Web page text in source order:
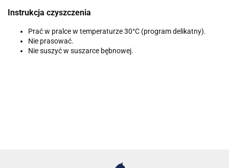
Instrukcja czyszczenia
Prać w pralce w temperaturze 30°C (program delikatny).
Nie prasować.
Nie suszyć w suszarce bębnowej.